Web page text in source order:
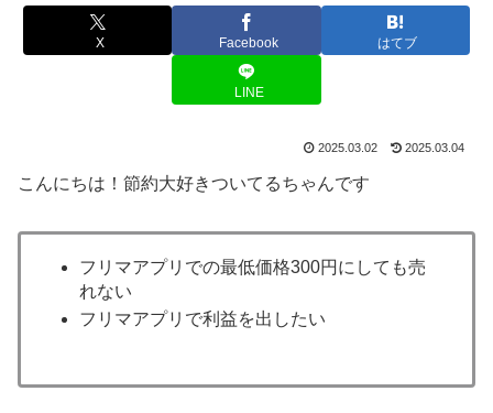
X Facebook はてブ
LINE
2025.03.02 2025.03.04
こんにちは！節約大好きついてるちゃんです
フリマアプリでの最低価格300円にしても売
れない
フリマアプリで利益を出したい